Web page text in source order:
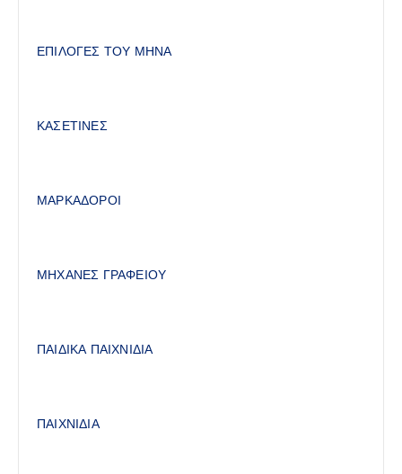
ΕΠΙΛΟΓΕΣ ΤΟΥ ΜΗΝΑ
ΚΑΣΕΤΙΝΕΣ
ΜΑΡΚΑΔΟΡΟΙ
ΜΗΧΑΝΕΣ ΓΡΑΦΕΙΟΥ
ΠΑΙΔΙΚΑ ΠΑΙΧΝΙΔΙΑ
ΠΑΙΧΝΙΔΙΑ